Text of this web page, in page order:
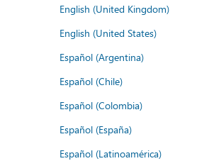
English (United Kingdom)
English (United States)
Español (Argentina)
Español (Chile)
Español (Colombia)
Español (España)
Español (Latinoamérica)